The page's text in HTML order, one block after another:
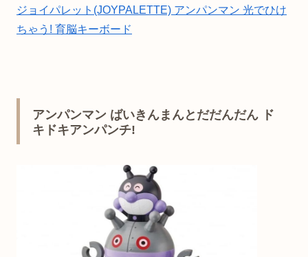
ジョイパレット(JOYPALETTE) アンパンマン 光でひけ
ちゃう! 育脳キーボード
アンパンマン ばいきんまんとだだんだん ド
キドキアンパンチ!